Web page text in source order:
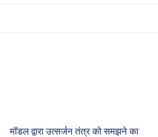
मॉडल द्वारा उत्सर्जन तंत्र को समझने का